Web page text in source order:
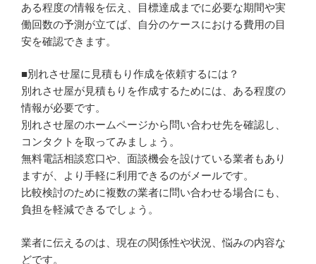
ある程度の情報を伝え、目標達成までに必要な期間や実
働回数の予測が立てば、自分のケースにおける費用の目
安を確認できます。
■別れさせ屋に見積もり作成を依頼するには？
別れさせ屋が見積もりを作成するためには、ある程度の
情報が必要です。
別れさせ屋のホームページから問い合わせ先を確認し、
コンタクトを取ってみましょう。
無料電話相談窓口や、面談機会を設けている業者もあり
ますが、より手軽に利用できるのがメールです。
比較検討のために複数の業者に問い合わせる場合にも、
負担を軽減できるでしょう。
業者に伝えるのは、現在の関係性や状況、悩みの内容な
どです。